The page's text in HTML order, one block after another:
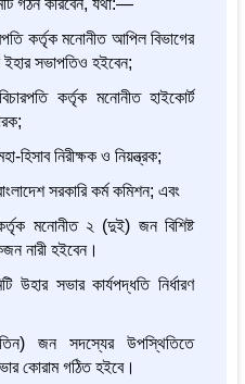
গঠন করিবেন, যথা:—
কর্তৃক মনোনীত আপিল বিভাগের
ইহার সভাপতিও হইবেন;
কর্তৃক মনোনীত হাইকোর্ট
হিসাব নিরীক্ষক ও নিয়ন্ত্রক;
সরকারি কর্ম কমিশন; এবং
মনোনীত ২ (দুই) জন বিশিষ্ট
নারী হইবেন।
উহার সভার কার্যপদ্ধতি নির্ধারণ
জন সদস্যের উপস্থিতিতে
কোরাম গঠিত হইবে।